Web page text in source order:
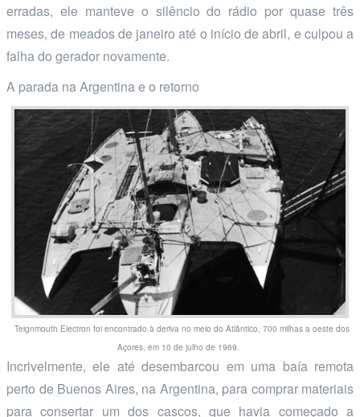
erradas, ele manteve o silêncio do rádio por quase três
meses, de meados de janeiro até o início de abril, e culpou a
falha do gerador novamente.
A parada na Argentina e o retorno
Teignmouth Electron foi encontrado à deriva no meio do Atlântico, 700 milhas a oeste dos
Açores, em 10 de julho de 1969.
Incrivelmente, ele até desembarcou em uma baía remota
perto de Buenos Aires, na Argentina, para comprar materiais
para consertar um dos cascos, que havia começado a